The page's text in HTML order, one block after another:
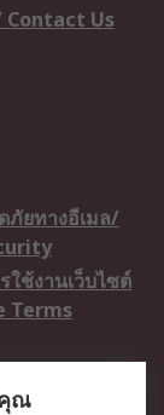
Contact Us
ภัยทางอีเมล/
ใช้งานเว็บไซต์
Terms
คุณ